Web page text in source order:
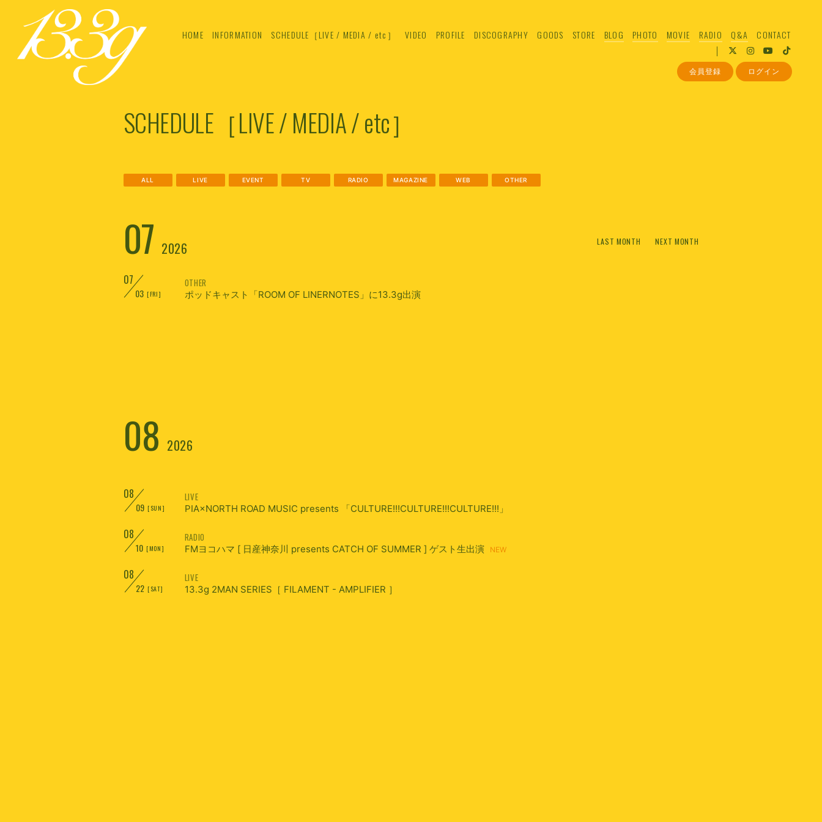
HOME INFORMATION SCHEDULE［LIVE / MEDIA / etc］ VIDEO PROFILE DISCOGRAPHY GOODS STORE BLOG PHOTO MOVIE RADIO Q&A CONTACT
会員登録 ログイン
SCHEDULE［LIVE / MEDIA / etc］
ALL LIVE EVENT TV RADIO MAGAZINE WEB OTHER
07 2026 LAST MONTH NEXT MONTH
07
03 [FRI]
OTHER
ポッドキャスト「ROOM OF LINERNOTES」に13.3g出演
08 2026
08
09 [SUN]
LIVE
PIA×NORTH ROAD MUSIC presents 「CULTURE!!!CULTURE!!!CULTURE!!!」
08
10 [MON]
RADIO
FMヨコハマ [ 日産神奈川 presents CATCH OF SUMMER ] ゲスト生出演
08
22 [SAT]
LIVE
13.3g 2MAN SERIES［ FILAMENT - AMPLIFIER ］